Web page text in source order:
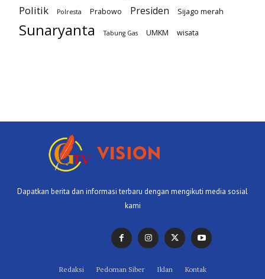
Politik
Polresta Prabowo Presiden Sijago merah
Sunaryanta Tabung Gas UMKM wisata
Dapatkan berita dan informasi terbaru dengan mengikuti media sosial
kami
Redaksi Pedoman Siber Iklan Kontak